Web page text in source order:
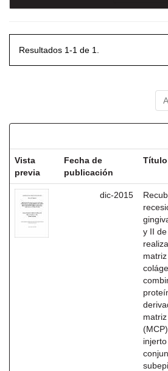
Resultados 1-1 de 1.
Vista
previa
Fecha de
publicación
Título
dic-2015
y II